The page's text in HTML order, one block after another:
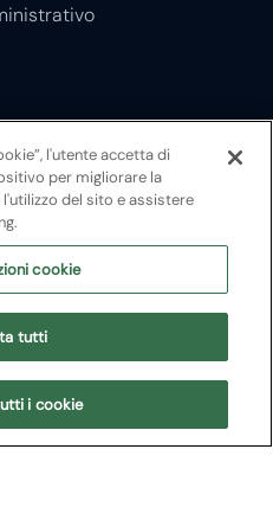
l'utente accetta di
per migliorare la
l'utilizzo del sito e assistere
cookie
tutti
i cookie